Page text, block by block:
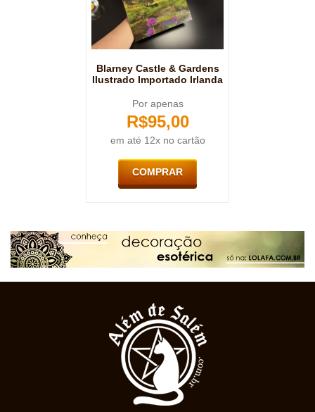
Blarney Castle & Gardens
Ilustrado Importado Irlanda
Por apenas
R$95,00
em até 12x no cartão
COMPRAR